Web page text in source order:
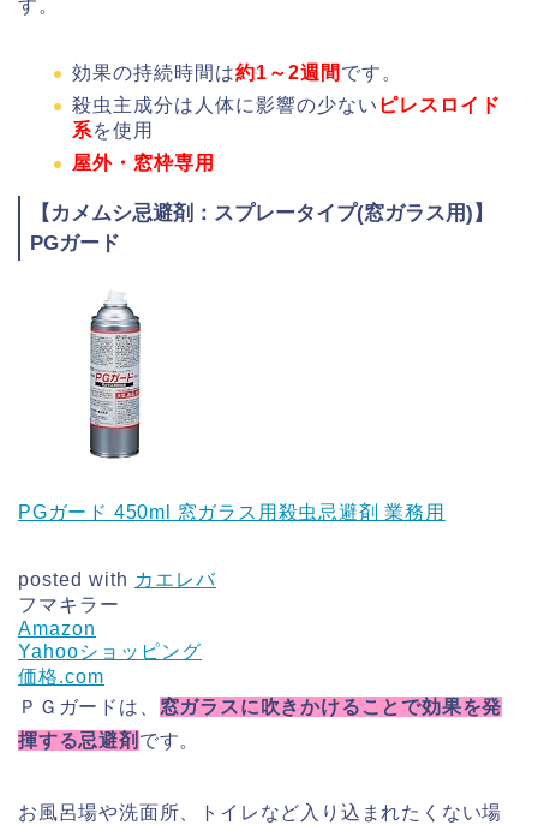
す。
効果の持続時間は約1～2週間 です。
殺虫主成分は人体に影響の少ない ピレスロイド
系を使用
屋外・窓枠専用
【カメムシ忌避剤：スプレータイプ(窓ガラス用)】
PGガード
PGガード 450ml 窓ガラス用殺虫忌避剤 業務用
posted with カエレバ
フマキラー
Amazon
Yahooショッピング
価格.com
ＰＧガードは、 窓ガラスに吹きかけることで効果を発
揮する忌避剤 です。
お風呂場や洗面所、トイレなど入り込まれたくない場